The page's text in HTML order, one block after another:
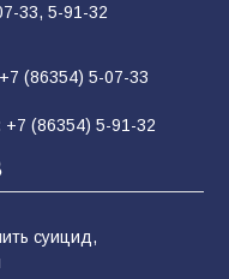
почему
— это
33, 5-91-32
+7 (86354) 5-07-33
+7 (86354) 5-91-32
суицид,